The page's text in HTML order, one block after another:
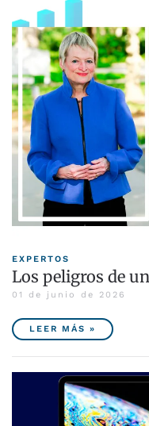
EXPERTOS
Los peligros de
01 de junio de 2026
LEER MÁS »